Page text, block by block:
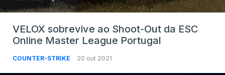
VELOX sobrevive ao Shoot-Out da ESC
Online Master League Portugal
COUNTER-STRIKE 20 out 2021